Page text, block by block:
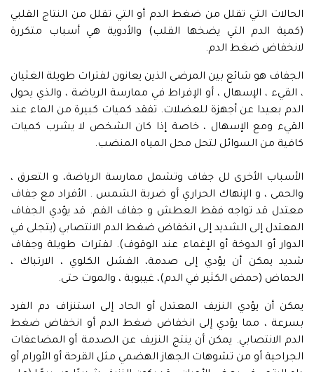
الحالات التي تقلل من ضغط الدم أو التي تقلل من النتاج القلبي
(كمية الدم التي يضخها القلب) والأدوية هي أسباب متكررة
لانخفاض ضغط الدم.
الجفاف هو شائع بين المرضى الذين يعانون لفترات طويلة الغثيان
، القيء ، الإسهال ، أو الإفراط في ممارسة الرياضة ، والذي يحول
الدم بعيدا عن أجهزة للعضلات. تفقد كميات كبيرة من الماء عند
القيء ومع الإسهال ، خاصة إذا كان الشخص لا يشرب كميات
كافية من السوائل لتحل محل المياه المنضب.
الأسباب الأخرى لل جفاف وتشمل ممارسة الرياضة، و التعرق ،
والحمى ، و الإنهاك الحراري أو ضربة الشمس . الأفراد مع جفاف
معتدل قد تواجه فقط العطش و جفاف الفم. قد يؤدي الجفاف
المعتدل إلى الشديد إلى انخفاض ضغط الدم الانتصابي (يتجلى في
الدوار أو الدوخة أو الإغماء عند الوقوف). لفترات طويلة وجفاف
شديد يمكن أن يؤدي إلى صدمة، الفشل الكلوي ، الارتباك ،
الحماض (حمض الكثير في الدم)، غيبوبة ، والموت حتى.
يمكن أن يؤدي النزيف المعتدل أو الحاد إلى استنزاف دم الفرد
بسرعة ، مما يؤدي إلى انخفاض ضغط الدم أو انخفاض ضغط
الدم الانتصابي. يمكن أن ينتج النزيف عن الصدمة أو المضاعفات
الجراحية أو من تشوهات الجهاز الهضمي مثل القرحة أو الأورام أو